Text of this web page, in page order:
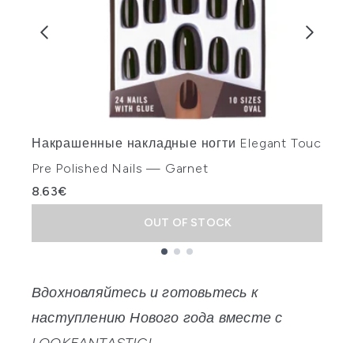
Накрашенные накладные ногти Elegant Touch
Pre Polished Nails — Garnet
8.63€
OUT OF STOCK
Вдохновляйтесь и готовьтесь к
наступлению Нового года вместе с